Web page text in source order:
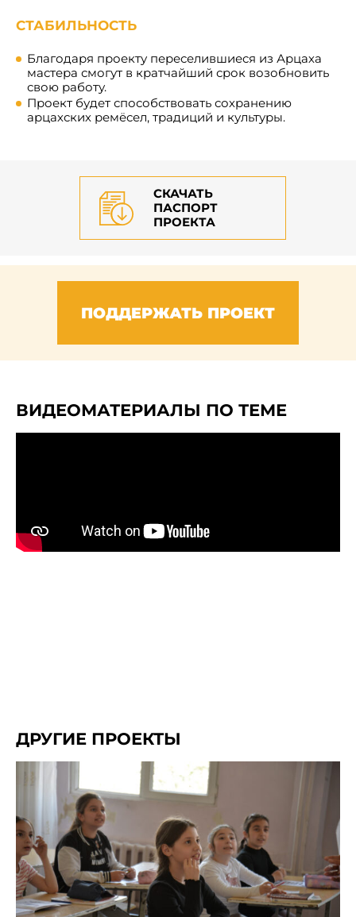
СТАБИЛЬНОСТЬ
Благодаря проекту переселившиеся из Арцаха
мастера смогут в кратчайший срок возобновить
свою работу.
Проект будет способствовать сохранению
арцахских ремёсел, традиций и культуры.
СКАЧАТЬ
ПАСПОРТ
ПРОЕКТА
ПОДДЕРЖАТЬ ПРОЕКТ
ВИДЕОМАТЕРИАЛЫ ПО ТЕМЕ
ДРУГИЕ ПРОЕКТЫ